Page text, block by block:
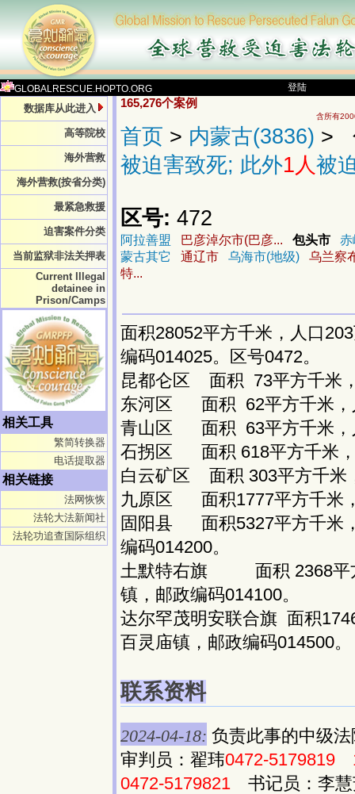
GLOBALRESCUE.HOPTO.ORG 登陆
数据库从此进入
高等院校
海外营救
海外营救(按省分类)
最紧急救援
迫害案件分类
当前监狱非法关押表
Current Illegal
detainee in
Prison/Camps
相关工具
繁简转换器
电话提取器
相关链接
法网恢恢
法轮大法新闻社
法轮功追查国际组织
165,276个案例
含所有
首页 > 内蒙古(3836) >
被迫害致死; 此外1人被
区号: 472
阿拉善盟 巴彦淖尔市(巴彦... 包头市
赤
蒙古其它
通辽市 乌海市(地级)
乌兰察
特...
面积28052平方千米，人口
编码014025。区号0472。
昆都仑区 面积 73平方千米
东河区 面积 62平方千米，
青山区 面积 63平方千米，
石拐区 面积 618平方千米，
白云矿区 面积 303平方千米
九原区 面积1777平方千米
固阳县 面积5327平方千米
编码014200。
土默特右旗 面积 2368平方
镇，邮政编码014100。
达尔罕茂明安联合旗 面积
百灵庙镇，邮政编码014500。
联系资料
2024-04-18: 负责此事的中级
审判员：翟玮0472-5179819
0472-5179821 书记员：李